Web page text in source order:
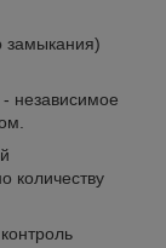
замыкания)
независимое
количеству